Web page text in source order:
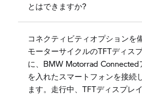
とはできますか?
コネクティビティオプションを
モーターサイクルのTFTディス
に、BMW Motorrad Connected
を入れたスマートフォンを接続
ます。走行中、TFTディスプレ